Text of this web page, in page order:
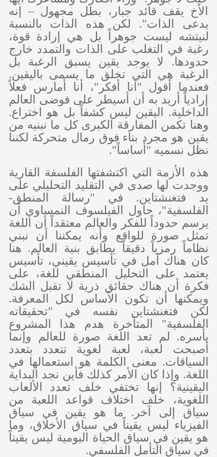
الأخ يقف قائد جبار، بطل مجهول – إنه
يدعى الذات". لكن هذه الذات بالنسبة
لنيتشه ليست جوهراً بل هي إرادة قوة،
رغبة في التغلب على الذات والتمدد خارج
حدودها. لا يوجد يقين يسبق الرغبة بل
الرغبة هي التي تخلق ما يسمى باليقين.
فعندما أقول "أنا أفكر"، أنا أمارس فعلاً
إرادياً أريد به أن أسيطر على فوضى العالم
الداخلية. اليقين ليس كشفاً بل هو اختراع.
وهنا تكمن المفارقة الكبرى كل ما نبنيه من
يقين هو مجرد بناء فوق رمال متحركة لكننا
نظل نسميه "أساساً".
هذه الأزمة التي اكتشفتها الفلسفة القارية
ووجدت لها صدى في التقليد التحليلي على
يد فتغنشتاين. في "رسالة المنطق-
الفلسفية"، حاول الفيلسوف النمساوي أن
يرسم حدوداً للفكر والعالم معتقداً أن اللغة
تمثل صورة للواقع وأنه يمكننا أن نبني
نظاماً رمزياً دقيقاً يطابق بنية العالم. هنا
كان هناك أمل في تأسيس يقيني، تأسيس
يعتمد على التحليل المنطقي للغة، على
فكرة أن هناك حقائق ذرية لا تقبل الشك
ويمكنها أن تكون الأساس لكل المعرفة.
لكن فتغنشتاين نفسه في "تحقيقاته
الفلسفية" المتأخرة هدم هذا المشروع
بأسره. لم تعد اللغة صورة للعالم وإنما
أصبحت لعبة، لعبة لغوية تتعدد بتعدد
السياقات. معنى الكلمة هو استعمالها في
اللغة. وإذا كان الأمر كذلك فأين نجد البداية
اليقينية؟ إنها تختفي خلف تعدد الألعاب
اللغوية، خلف اختلاف قواعد اللعبة من
سياق إلى آخر. ما هو يقين في سياق
الفيزياء ليس يقيناً في سياق الأخلاق، وما
هو يقين في سياق الحياة اليومية ليس يقيناً
في سياق التأمل الفلسفي.